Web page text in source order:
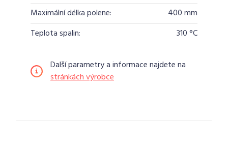
Maximální délka polene:
400 mm
Teplota spalin:
310 °C
Další parametry a informace najdete na
stránkách výrobce